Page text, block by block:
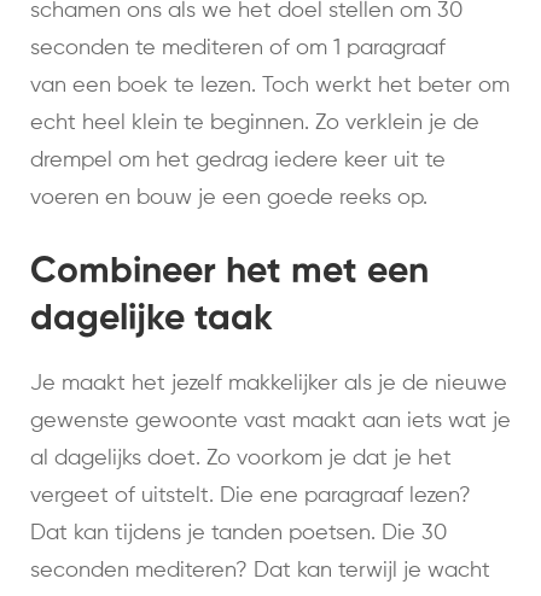
schamen ons als we het doel stellen om 30
seconden te mediteren of om 1 paragraaf
van een boek te lezen. Toch werkt het beter om
echt heel klein te beginnen. Zo verklein je de
drempel om het gedrag iedere keer uit te
voeren en bouw je een goede reeks op.
Combineer het met een
dagelijke taak
Je maakt het jezelf makkelijker als je de nieuwe
gewenste gewoonte vast maakt aan iets wat je
al dagelijks doet. Zo voorkom je dat je het
vergeet of uitstelt. Die ene paragraaf lezen?
Dat kan tijdens je tanden poetsen. Die 30
seconden mediteren? Dat kan terwijl je wacht